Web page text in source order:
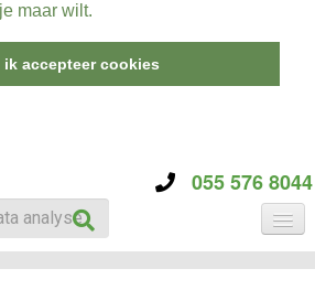
maar wilt.
ik accepteer cookies
055 576 8044